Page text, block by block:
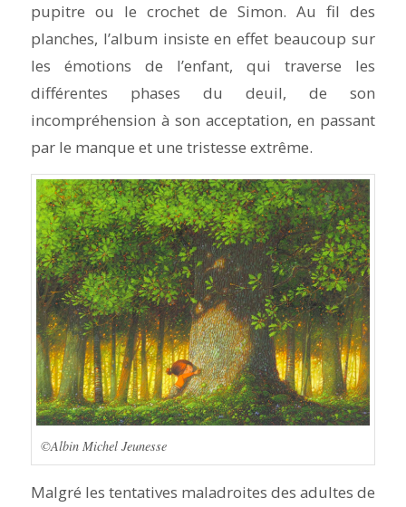
pupitre ou le crochet de Simon. Au fil des
planches, l’album insiste en effet beaucoup sur
les émotions de l’enfant, qui traverse les
différentes phases du deuil, de son
incompréhension à son acceptation, en passant
par le manque et une tristesse extrême.
©Albin Michel Jeunesse
Malgré les tentatives maladroites des adultes de